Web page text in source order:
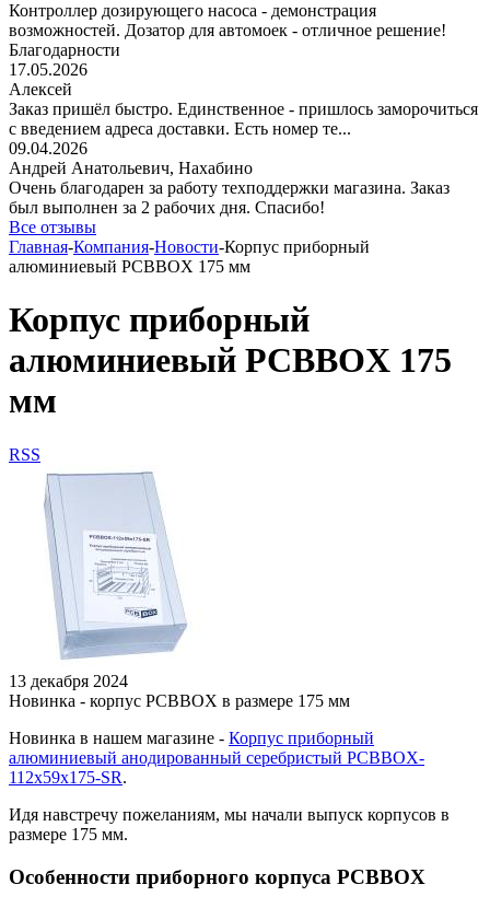
Контроллер дозирующего насоса - демонстрация
возможностей. Дозатор для автомоек - отличное решение!
Благодарности
17.05.2026
Алексей
Заказ пришёл быстро. Единственное - пришлось заморочиться
с введением адреса доставки. Есть номер те...
09.04.2026
Андрей Анатольевич, Нахабино
Очень благодарен за работу техподдержки магазина. Заказ
был выполнен за 2 рабочих дня. Спасибо!
Все отзывы
Главная-Компания-Новости-Корпус приборный
алюминиевый PCBBOX 175 мм
Корпус приборный
алюминиевый PCBBOX 175
мм
RSS
13 декабря 2024
Новинка - корпус PCBBOX в размере 175 мм
Новинка в нашем магазине - Корпус приборный
алюминиевый анодированный серебристый PCBBOX-
112x59x175-SR.
Идя навстречу пожеланиям, мы начали выпуск корпусов в
размере 175 мм.
Особенности приборного корпуса PCBBOX